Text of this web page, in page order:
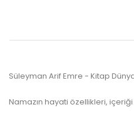
Süleyman Arif Emre - Kitap
Namazın hayati özellikleri,